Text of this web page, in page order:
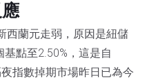
西蘭元走弱，原因是紐儲
點至2.50%，這是自
指數掉期市場昨日已為今